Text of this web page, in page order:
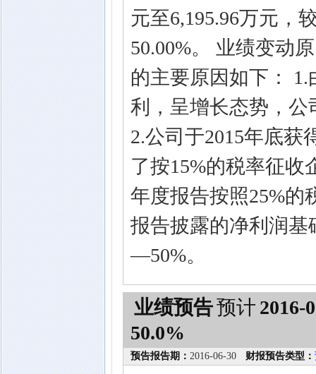
元至6,195.96万元，
50.00%。 业绩变动
的主要原因如下：
利，呈增长态势，公
2.公司于2015年底获
了按15%的税率征收
年度报告按照25%的
报告披露的净利润基
—50%。
业绩预告预计 2016-
50.0%
预告报告期： 2016-06-30 财报预告类型：